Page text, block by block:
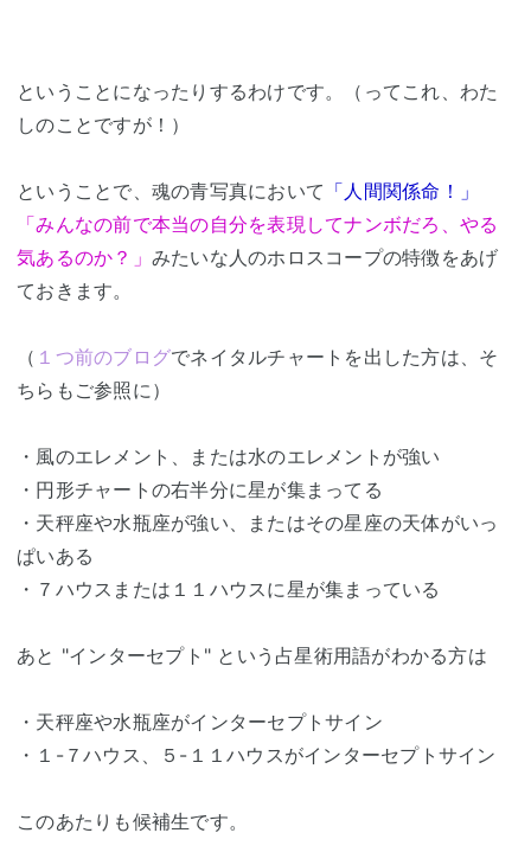
ということになったりするわけです。（ってこれ、わた
しのことですが！）
ということで、魂の青写真において 「人間関係命！」
「みんなの前で本当の自分を表現してナンボだろ、やる
気あるのか？」 みたいな人のホロスコープの特徴をあげ
ておきます。
（ １つ前のブログでネイタルチャートを出した方は、そ
ちらもご参照に）
・風のエレメント、または水のエレメントが強い
・円形チャートの右半分に星が集まってる
・天秤座や水瓶座が強い、またはその星座の天体がいっ
ぱいある
・７ハウスまたは１１ハウスに星が集まっている
あと "インターセプト" という占星術用語がわかる方は
・天秤座や水瓶座がインターセプトサイン
・１-７ハウス、５-１１ハウスがインターセプトサイン
このあたりも候補生です。